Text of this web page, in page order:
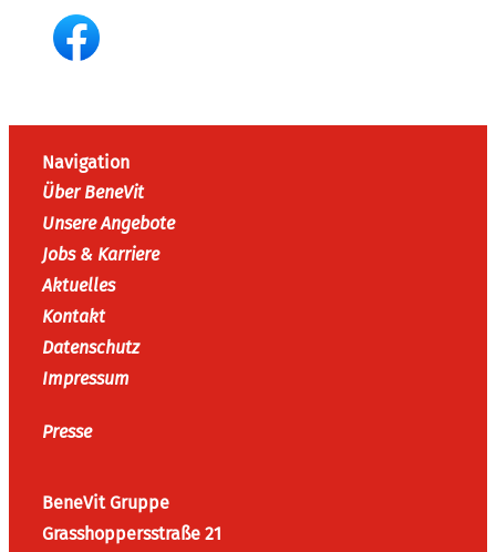
Navigation
Über BeneVit
Unsere Angebote
Jobs & Karriere
Aktuelles
Kontakt
Datenschutz
Impressum
Presse
BeneVit Gruppe
Grasshoppersstraße 21